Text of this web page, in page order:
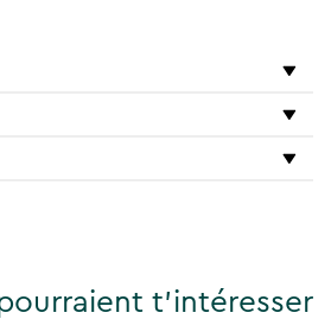
t'intéresser